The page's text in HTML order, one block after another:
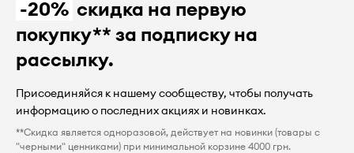
-20% скидка на первую
покупку** за подписку на
рассылку.
Присоединяйся к нашему сообществу, чтобы получать
информацию о последних акциях и новинках.
**Скидка является одноразовой, действует на новинки (товары с
"черными" ценниками) при минимальной корзине 4000 грн.